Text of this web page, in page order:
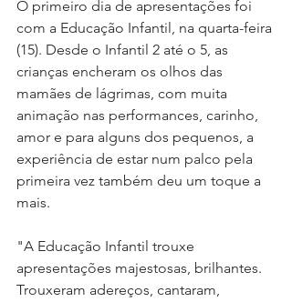
O primeiro dia de apresentações foi
com a Educação Infantil, na quarta-feira
(15). Desde o Infantil 2 até o 5, as
crianças encheram os olhos das
mamães de lágrimas, com muita
animação nas performances, carinho,
amor e para alguns dos pequenos, a
experiência de estar num palco pela
primeira vez também deu um toque a
mais.
"A Educação Infantil trouxe
apresentações majestosas, brilhantes.
Trouxeram adereços, cantaram,